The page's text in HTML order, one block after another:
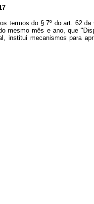
termos do § 7º do art. 62
mesmo mês e ano, que
institui mecanismos para